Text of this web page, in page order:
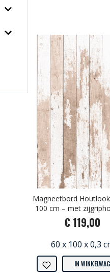
Magneetbord
100 cm – met
€ 119,00
60 x 100 x 0,3
IN